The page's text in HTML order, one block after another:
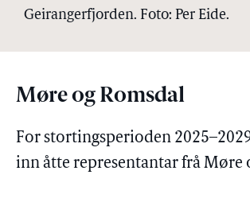
Geirangerfjorden. Foto: Per Eide.
Møre og Romsdal
For stortingsperioden
inn åtte representantar frå Møre